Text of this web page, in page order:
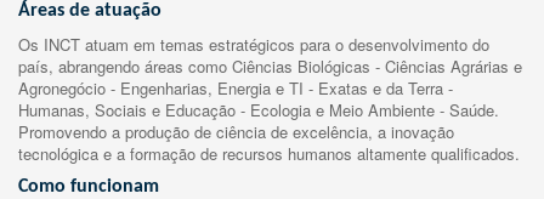
Áreas de atuação
Os INCT atuam em temas estratégicos para o desenvolvimento do
país, abrangendo áreas como Ciências Biológicas - Ciências Agrárias e
Agronegócio - Engenharias, Energia e TI - Exatas e da Terra -
Humanas, Sociais e Educação - Ecologia e Meio Ambiente - Saúde.
Promovendo a produção de ciência de excelência, a inovação
tecnológica e a formação de recursos humanos altamente qualificados.
Como funcionam